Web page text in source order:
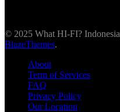
© 2025 What HI-FI?
BlazeThemes.
About
Term of Services
FAQ
Privacy Policy
Our Location